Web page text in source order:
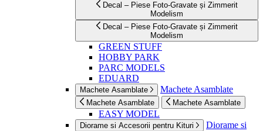
Decal – Piese Foto-Gravate și Zimmerit
Modelism
Decal – Piese Foto-Gravate și Zimmerit
Modelism
GREEN STUFF
HOBBY PARK
PARC MODELS
EDUARD
Machete Asamblate Machete Asamblate
Machete Asamblate Machete Asamblate
EASY MODEL
Diorame si Accesorii pentru Kituri
Diorame si